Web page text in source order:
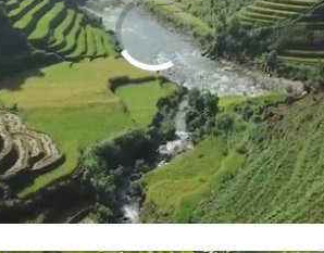
MOUNTAINS HLS